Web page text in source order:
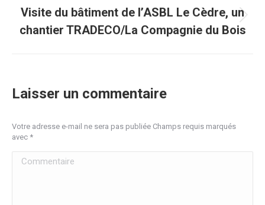
suivant
Visite du bâtiment de l’ASBL Le Cèdre, un
chantier TRADECO/La Compagnie du Bois
Laisser un commentaire
Votre adresse e-mail ne sera pas publiée Champs requis marqués
avec *
Commentaire